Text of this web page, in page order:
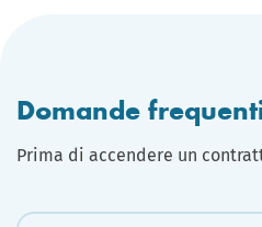
Domande
Prima di accendere un